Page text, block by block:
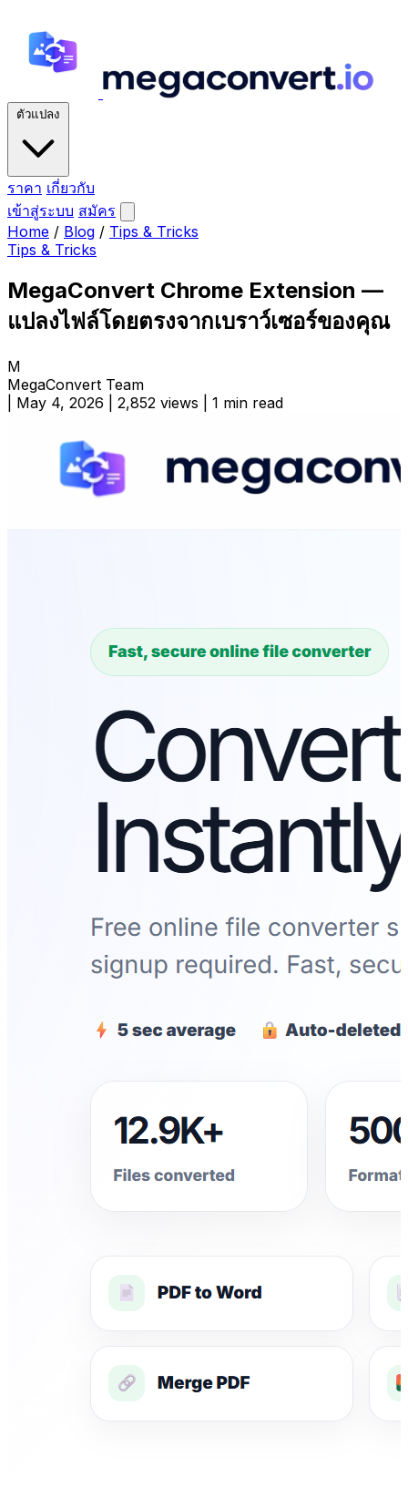
ตัวแปลง
ราคา เกี่ยวกับ
เข้าสู่ระบบ สมัคร
Home / Blog / Tips & Tricks
Tips & Tricks
MegaConvert Chrome Extension —
แปลงไฟล์โดยตรงจากเบราว์เซอร์ของคุณ
M
MegaConvert Team
May 4, 2026 2,852 views 1 min read